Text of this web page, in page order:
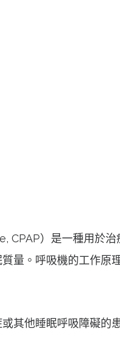
CPAP）是一種用於治
量。呼吸機的工作原
其他睡眠呼吸障礙的